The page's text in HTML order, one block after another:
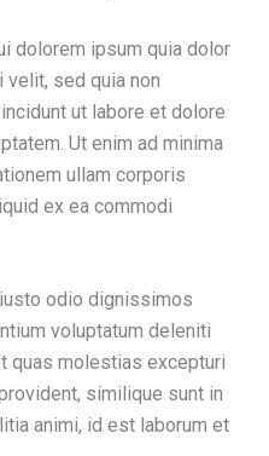
dolorem ipsum quia dolor
sed quia non
ut labore et dolore
Ut enim ad minima
ullam corporis
ex ea commodi
odio dignissimos
voluptatum deleniti
quas molestias excepturi
similique sunt in
animi, id est laborum et